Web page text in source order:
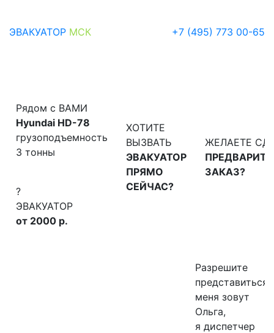
ЭВАКУАТОР МСК
+7 (495) 773 00-65
Рядом с ВАМИ
Hyundai HD-78
грузоподъемность
3 тонны
?
ЭВАКУАТОР
от 2000 р.
ХОТИТЕ
ВЫЗВАТЬ
ЭВАКУАТОР
ПРЯМО
СЕЙЧАС?
ЖЕЛАЕТЕ
ЗАКАЗ?
Разрешите
представиться,
меня зовут
Ольга,
я диспетчер